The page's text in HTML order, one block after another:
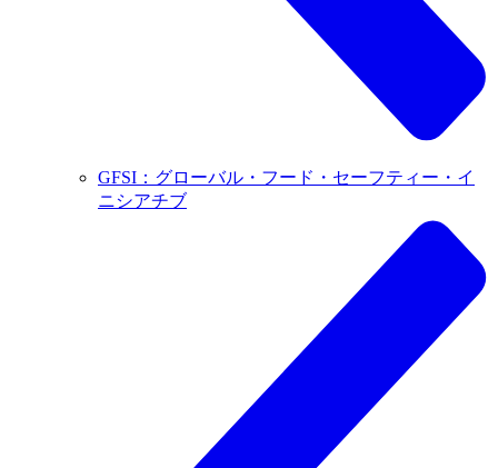
GFSI：グローバル・フード・セーフティー・イ
ニシアチブ